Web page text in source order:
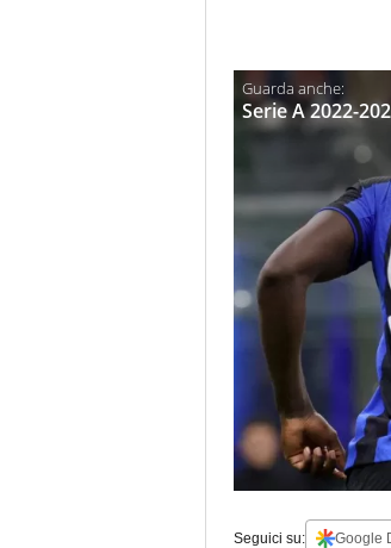
Serie A 2022-
Seguici su: Google